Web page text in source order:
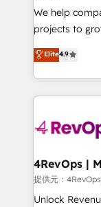
HubSpot Rising Star Why us?
potential of the
HubSpot
Hourly-fee
far with our
We help
projects to
Hire an
HubSpot and
team to
experience
Elite4.9
提供元：
Unlock